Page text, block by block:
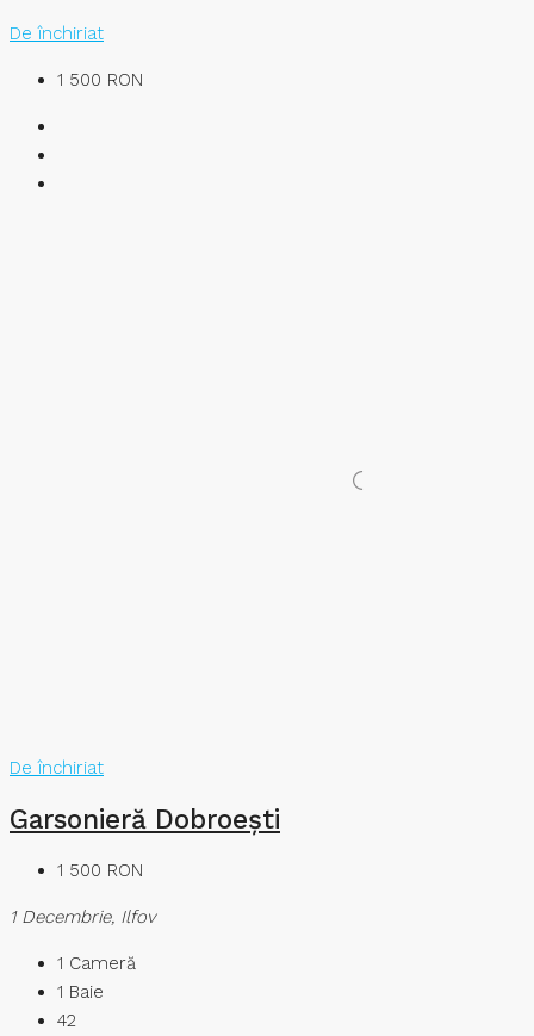
De închiriat
1 500 RON
De închiriat
Garsonieră Dobroești
1 500 RON
1 Decembrie, Ilfov
1 Cameră
1 Baie
42